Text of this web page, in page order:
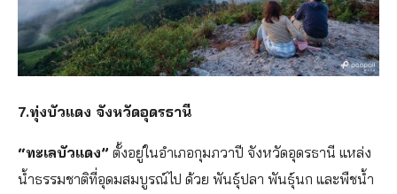
7.ทุ่งบัวแดง จังหวัดอุดรธานี
“ทะเลบัวแดง” ตั้งอยู่ในอำเภอกุมภวาปี จังหวัดอุดรธานี แหล่ง
น้ำธรรมชาติที่อุดมสมบูรณ์ไป ด้วย พันธุ์ปลา พันธุ์นก และพืชน้ำ